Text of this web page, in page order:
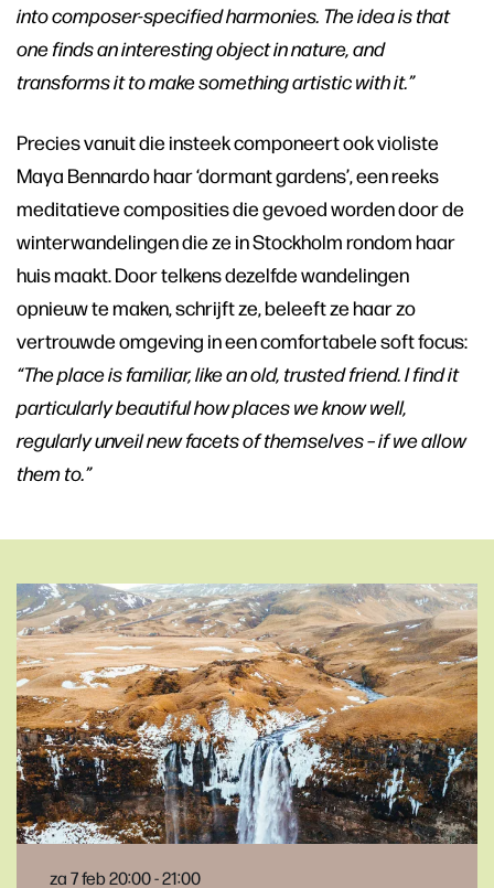
into composer-specified harmonies. The idea is that
one finds an interesting object in nature, and
transforms it to make something artistic with it.”
Precies vanuit die insteek componeert ook violiste
Maya Bennardo haar ‘dormant gardens’, een reeks
meditatieve composities die gevoed worden door de
winterwandelingen die ze in Stockholm rondom haar
huis maakt. Door telkens dezelfde wandelingen
opnieuw te maken, schrijft ze, beleeft ze haar zo
vertrouwde omgeving in een comfortabele soft focus:
“The place is familiar, like an old, trusted friend. I find it
particularly beautiful how places we know well,
regularly unveil new facets of themselves – if we allow
them to.”
za 7 feb20:00 - 21:00